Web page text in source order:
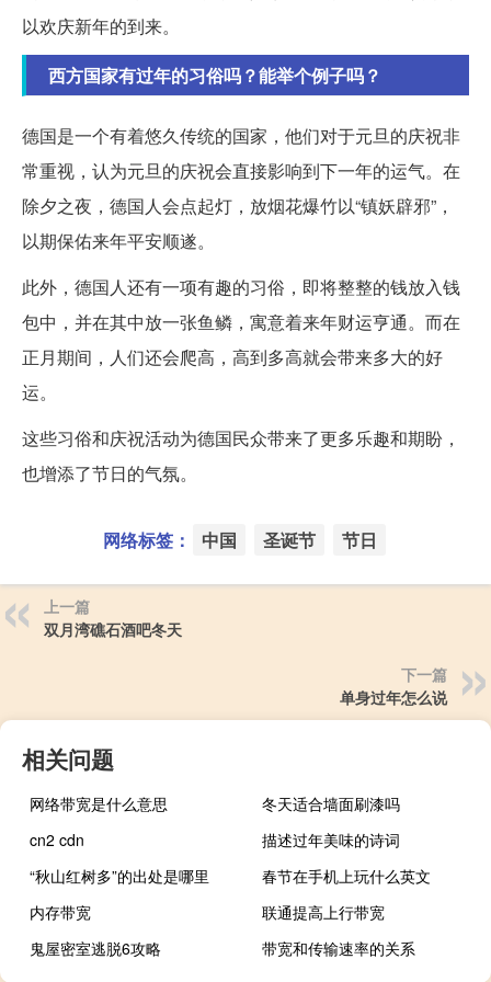
以欢庆新年的到来。
西方国家有过年的习俗吗？能举个例子吗？
德国是一个有着悠久传统的国家，他们对于元旦的庆祝非
常重视，认为元旦的庆祝会直接影响到下一年的运气。在
除夕之夜，德国人会点起灯，放烟花爆竹以“镇妖辟邪”，
以期保佑来年平安顺遂。
此外，德国人还有一项有趣的习俗，即将整整的钱放入钱
包中，并在其中放一张鱼鳞，寓意着来年财运亨通。而在
正月期间，人们还会爬高，高到多高就会带来多大的好
运。
这些习俗和庆祝活动为德国民众带来了更多乐趣和期盼，
也增添了节日的气氛。
网络标签： 中国 圣诞节 节日
上一篇
双月湾礁石酒吧冬天
下一篇
单身过年怎么说
相关问题
网络带宽是什么意思
冬天适合墙面刷漆吗
cn2 cdn
描述过年美味的诗词
“秋山红树多”的出处是哪里
春节在手机上玩什么英文
内存带宽
联通提高上行带宽
鬼屋密室逃脱6攻略
带宽和传输速率的关系